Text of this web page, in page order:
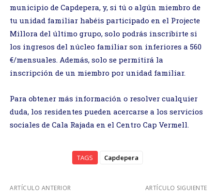
municipio de Capdepera, y, si tú o algún miembro de
tu unidad familiar habéis participado en el Projecte
Millora del último grupo, solo podrás inscribirte si
los ingresos del núcleo familiar son inferiores a 560
€/mensuales. Además, solo se permitirá la
inscripción de un miembro por unidad familiar.
Para obtener más información o resolver cualquier
duda, los residentes pueden acercarse a los servicios
sociales de Cala Rajada en el Centro Cap Vermell.
TAGS Capdepera
ARTÍCULO ANTERIOR ARTÍCULO SIGUIENTE